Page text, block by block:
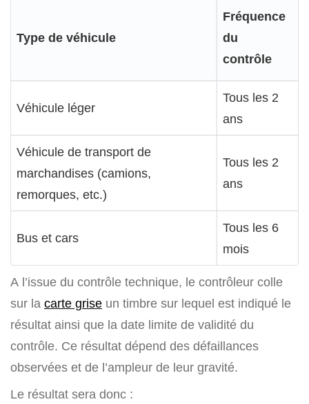
Type de véhicule
Fréquence
du
contrôle
Véhicule léger
Tous les 2
ans
Véhicule de transport de
marchandises (camions,
remorques, etc.)
Tous les 2
ans
Bus et cars
Tous les 6
mois
A l’issue du contrôle technique, le contrôleur colle
sur la carte grise un timbre sur lequel est indiqué le
résultat ainsi que la date limite de validité du
contrôle. Ce résultat dépend des défaillances
observées et de l’ampleur de leur gravité.
Le résultat sera donc :